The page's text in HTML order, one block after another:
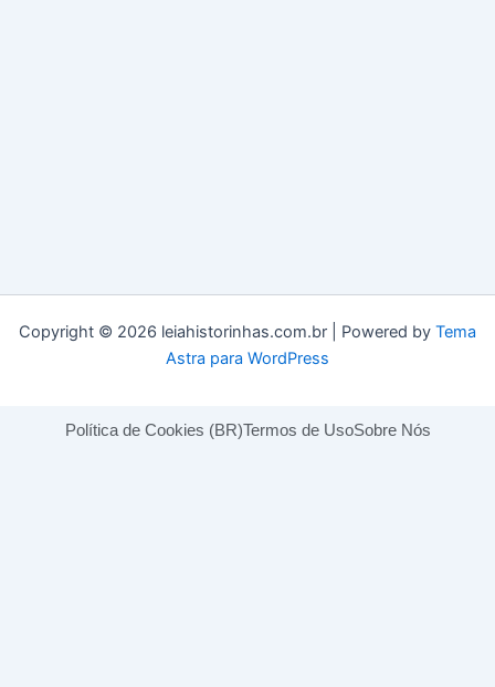
Copyright © 2026 leiahistorinhas.com.br | Powered by Tema
Astra para WordPress
Política de Cookies (BR)Termos de UsoSobre Nós